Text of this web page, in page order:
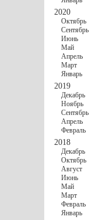
2020
Октябрь
Сентябрь
Июнь
Май
Апрель
Март
Январь
2019
Декабрь
Ноябрь
Сентябрь
Апрель
Февраль
2018
Декабрь
Октябрь
Август
Июнь
Май
Март
Февраль
Январь